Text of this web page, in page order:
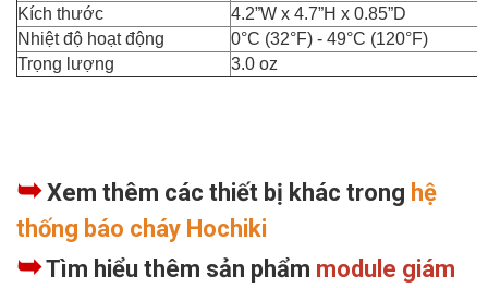
Kích thước
4.2”W x 4.7”H x 0.85”D
Nhiệt độ hoạt động
0°C (32°F) - 49°C (120°F)
Trọng lượng
3.0 oz
➥Xem thêm các thiết bị khác trong hệ
thống báo cháy Hochiki
➥Tìm hiểu thêm sản phẩm module giám